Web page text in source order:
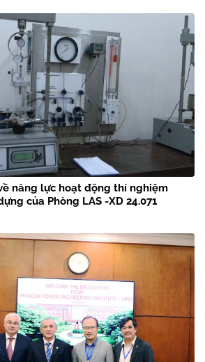
năng lực hoạt động thí nghiệm
của Phòng LAS -XD 24.071